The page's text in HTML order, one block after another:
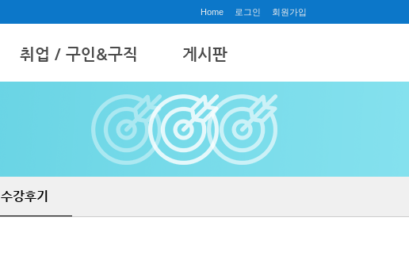
Home 로그인 회원가입
취업 / 구인&구직 게시판
공지사항
질문과답변
갤러리
수강후기